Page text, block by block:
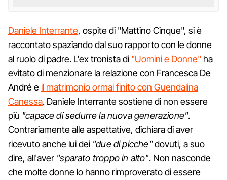
Daniele Interrante, ospite di "Mattino Cinque", si è
raccontato spaziando dal suo rapporto con le donne
al ruolo di padre. L'ex tronista di "Uomini e Donne" ha
evitato di menzionare la relazione con Francesca De
André eil matrimonio ormai finito con Guendalina
Canessa. Daniele Interrante sostiene di non essere
più "capace di sedurre la nuova generazione".
Contrariamente alle aspettative, dichiara di aver
ricevuto anche lui dei "due di picche"dovuti, a suo
dire, all'aver "sparato troppo in alto". Non nasconde
che molte donne lo hanno rimproverato di essere